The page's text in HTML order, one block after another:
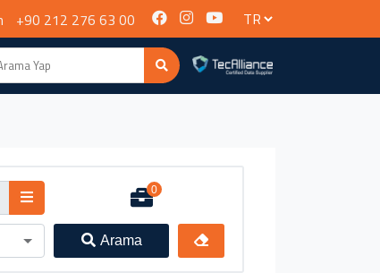
+90 212 276 63 00
0
Arama